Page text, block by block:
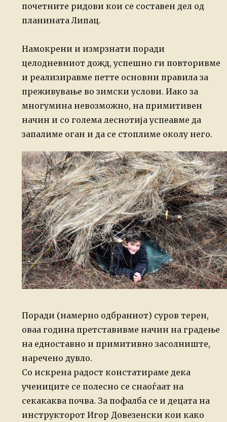
почетните ридови кои се составен дел од
планината Липац.
Намокрени и измрзнати поради
целодневниот дожд, успешно ги повторивме
и реализиравме петте основни правила за
преживување во зимски услови. Иако за
многумина невозможно, на примитивен
начин и со голема леснотија успеавме да
запалиме оган и да се стоплиме околу него.
Поради (намерно одбраниот) суров терен,
оваа година претставивме начин на градење
на едноставно и примитивно засолниште,
наречено дувло.
Со искрена радост констатираме дека
учениците се полесно се снаоѓаат на
секакаква почва. За пофалба се и децата на
инструкторот Игор Довезенски кои како